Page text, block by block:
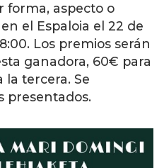
forma, aspecto o
el Espaloia el 22 de
Los premios serán
ganadora, 60€ para
la tercera. Se
presentados.